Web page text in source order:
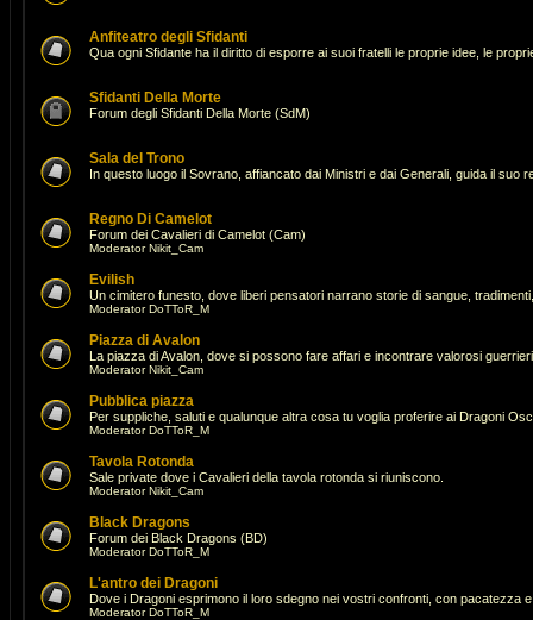
Anfiteatro degli Sfidanti
Qua ogni Sfidante ha il diritto di esporre ai suoi fratelli le proprie idee, le
Sfidanti Della Morte
Forum degli Sfidanti Della Morte (SdM)
Sala del Trono
In questo luogo il Sovrano, affiancato dai Ministri e dai Generali, guida il suo
Regno Di Camelot
Forum dei Cavalieri di Camelot (Cam)
ModeratorNikit_Cam
Evilish
Un cimitero funesto, dove liberi pensatori narrano storie di sangue,
ModeratorDoTToR_M
Piazza di Avalon
La piazza di Avalon, dove si possono fare affari e incontrare valorosi
ModeratorNikit_Cam
Pubblica piazza
Per suppliche, saluti e qualunque altra cosa tu voglia proferire ai Dragoni
ModeratorDoTToR_M
Tavola Rotonda
Sale private dove i Cavalieri della tavola rotonda si riuniscono.
ModeratorNikit_Cam
Black Dragons
Forum dei Black Dragons (BD)
ModeratorDoTToR_M
L'antro dei Dragoni
Dove i Dragoni esprimono il loro sdegno nei vostri confronti, con pacatezza
ModeratorDoTToR_M